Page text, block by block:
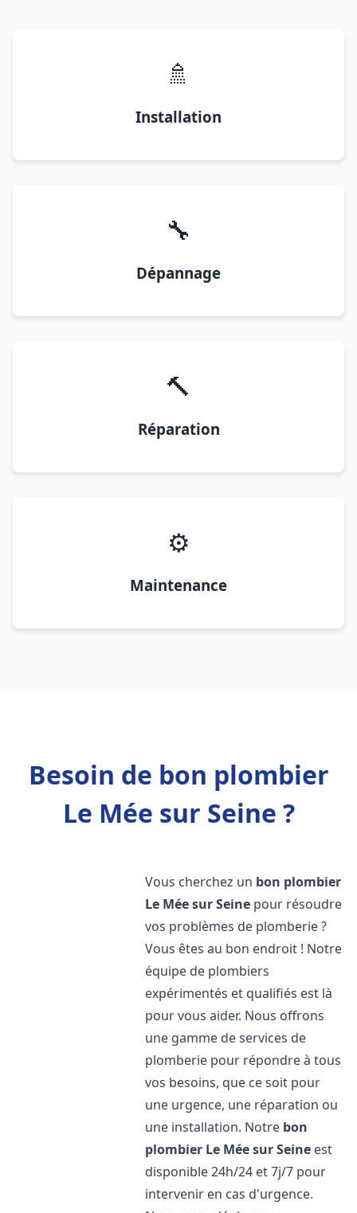
🚿
Installation
🔧
Dépannage
🔨
Réparation
⚙️
Maintenance
Besoin de bon plombier
Le Mée sur Seine ?
Vous cherchez un bon plombier
Le Mée sur Seine pour résoudre
vos problèmes de plomberie ?
Vous êtes au bon endroit ! Notre
équipe de plombiers
expérimentés et qualifiés est là
pour vous aider. Nous offrons
une gamme de services de
plomberie pour répondre à tous
vos besoins, que ce soit pour
une urgence, une réparation ou
une installation. Notre bon
plombier Le Mée sur Seine est
disponible 24h/24 et 7j/7 pour
intervenir en cas d'urgence.